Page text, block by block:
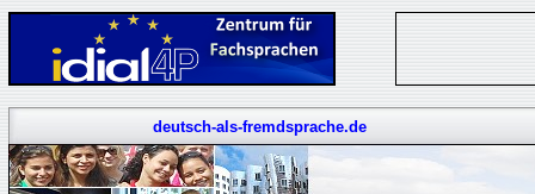
deutsch-als-fremdsprache.de